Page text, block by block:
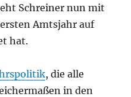
Schreiner nun mit
Amtsjahr auf
hat.
, die alle
in den